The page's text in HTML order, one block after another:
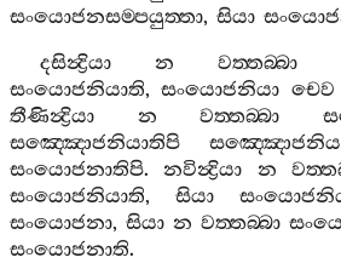
සංයොජනසම‍්පයුත‍්තා, සියා
දසින්‍ද්‍රියා
න වත‍්තබ‍්බා
සංයොජනියාති,සංයොජනියා චෙව
තීණින්‍ද්‍රියා
න වත‍්තබ‍්බා
සඤ‍්ඤොජනියාතිපි
සංයොජනාතිපි.නවින්‍ද්‍රියා න
සංයොජනියාති, සියා
සංයොජනා, සියා න වත‍්තබ‍්බා
සංයොජනාති.